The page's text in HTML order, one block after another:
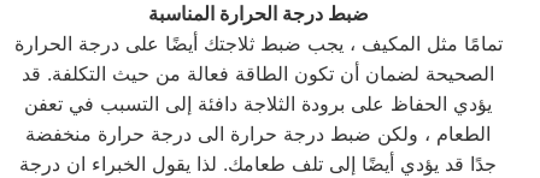
ضبط درجة الحرارة المناسبة
تمامًا مثل المكيف ، يجب ضبط ثلاجتك أيضًا على درجة الحرارة
الصحيحة لضمان أن تكون الطاقة فعالة من حيث التكلفة. قد
يؤدي الحفاظ على برودة الثلاجة دافئة إلى التسبب في تعفن
الطعام ، ولكن ضبط درجة حرارة الى درجة حرارة منخفضة
جدًا قد يؤدي أيضًا إلى تلف طعامك. لذا يقول الخبراء ان درجة